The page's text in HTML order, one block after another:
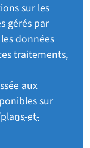
sur les
gérés par
données
traitements,
aux
sur
et-